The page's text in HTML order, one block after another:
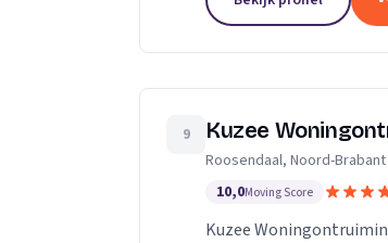
9 Kuzee
Roosendaal, Noord-Brabant
10,0Moving Score
Kuzee